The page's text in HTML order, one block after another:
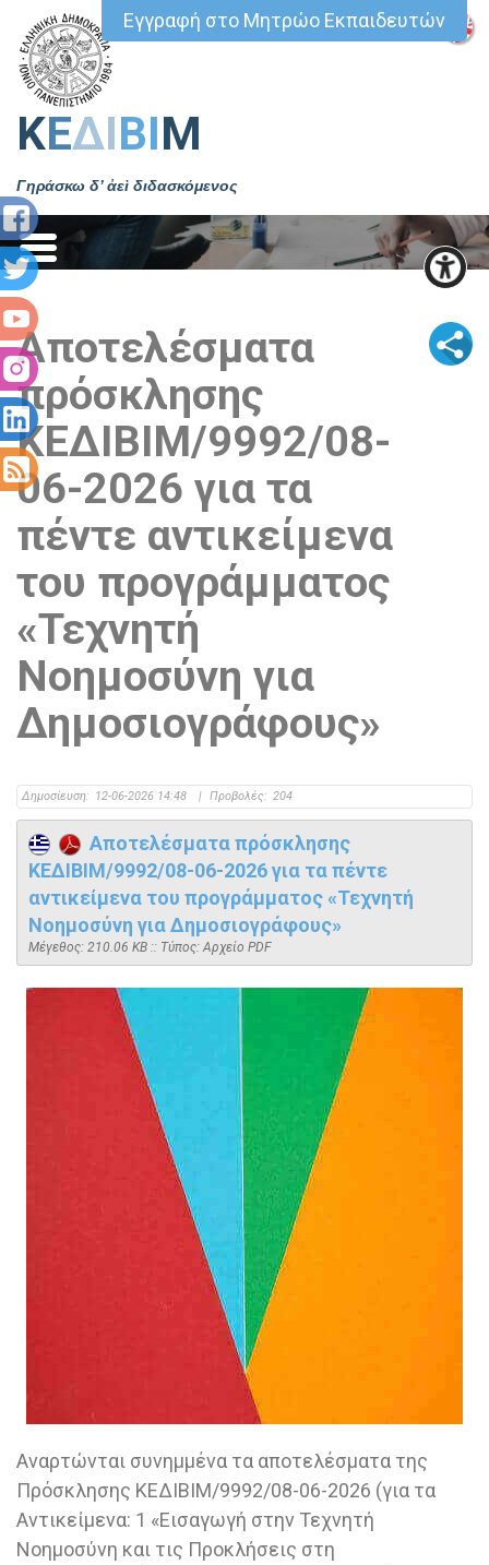
ΚΕΔΙΒΙΜ
Γηράσκω δ’ ἀεὶ διδασκόμενος
Εγγραφή στο Μητρώο Εκπαιδευτών
Αποτελέσματα
πρόσκλησης
ΚΕΔΙΒΙΜ/9992/08-
06-2026 για τα
πέντε αντικείμενα
του προγράμματος
«Τεχνητή
Νοημοσύνη για
Δημοσιογράφους»
Δημοσίευση: 12-06-2026 14:48 | Προβολές: 204
Αποτελέσματα πρόσκλησης
ΚΕΔΙΒΙΜ/9992/08-06-2026 για τα πέντε
αντικείμενα του προγράμματος «Τεχνητή
Νοημοσύνη για Δημοσιογράφους»
Mέγεθος: 210.06 KB :: Τύπος: Αρχείο PDF
Αναρτώνται συνημμένα τα αποτελέσματα της
Πρόσκλησης ΚΕΔΙΒΙΜ/9992/08-06-2026 (για τα
Αντικείμενα: 1 «Εισαγωγή στην Τεχνητή
Νοημοσύνη και τις Προκλήσεις στη